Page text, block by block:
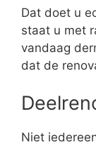
Dat doet u
staat u met
vandaag
dat de
Niet